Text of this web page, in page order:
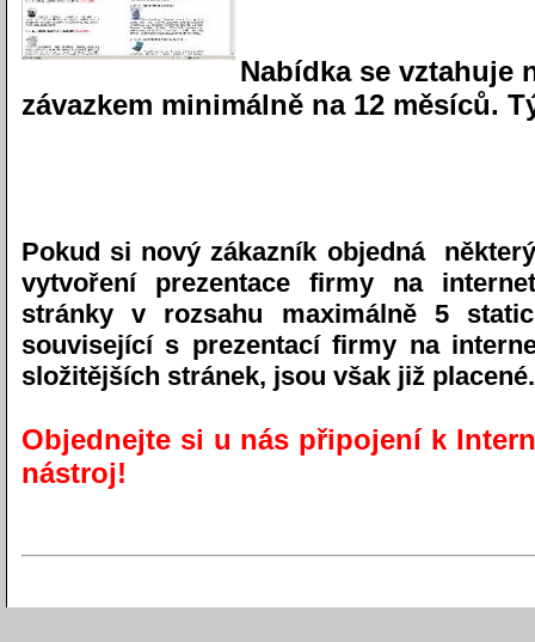
Nabídka se vztahuje
závazkem minimálně na 12 měsíců.
Pokud si nový zákazník objedná
vytvoření prezentace firmy na
stránky v rozsahu maximálně 5
související s prezentací firmy na
složitějších stránek, jsou však již placené.
Objednejte si u nás připojení k
nástroj!